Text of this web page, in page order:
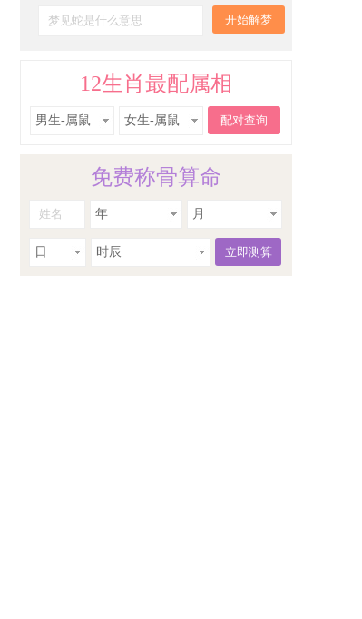
12生肖最配属相
男生-属鼠 女生-属鼠
免费称骨算命
年 月
日 时辰